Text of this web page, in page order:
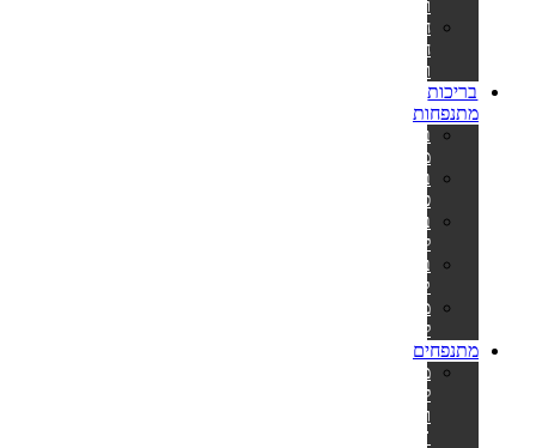
ורשתות
חומרי
חיטוי
ומתכלים
בריכות
מתנפחות
בריכות
מתנפחות
בריכות
פעילות
בריכות
לפעוטות
בריכות
קשיחות
משאבות
לניפוח
מתנפחים
מתנפחים
למסיבות
ואירועים
🎊